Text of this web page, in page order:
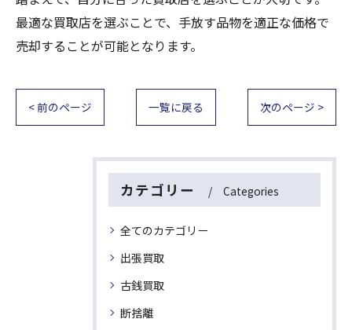
最適な買取店を選ぶことで、手放す品物を適正な価格で
売却することが可能となります。
< 前のページ 一覧に戻る 次のページ >
カテゴリー Categories
全てのカテゴリー
出張買取
古銭買取
断捨離